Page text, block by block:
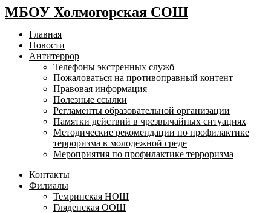
МБОУ Холмогорская СОШ
Главная
Новости
Антитеррор
Телефоны экстренных служб
Пожаловаться на противоправный контент
Правовая информация
Полезные ссылки
Регламенты образовательной организации
Памятки действий в чрезвычайных ситуациях
Методические рекомендации по профилактике
терроризма в молодежной среде
Мероприятия по профилактике терроризма
Контакты
Филиалы
Темринская НОШ
Гляденская ООШ